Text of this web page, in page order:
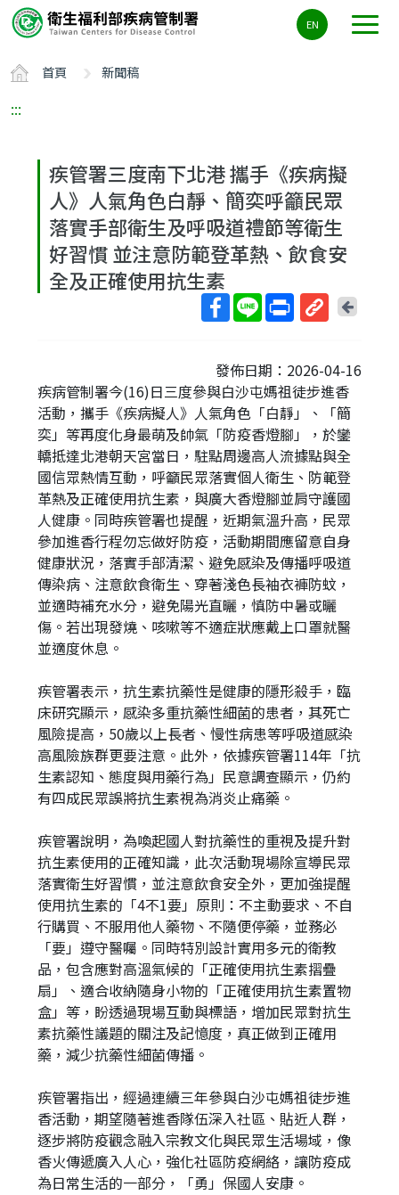
要
容
ALT+C
EN
首頁 新聞稿
:::
疾管署三度南下北港 攜手《疾病擬
人》人氣角色白靜、簡奕呼籲民眾
落實手部衛生及呼吸道禮節等衛生
好習慣 並注意防範登革熱、飲食安
全及正確使用抗生素
短
網
回
頁
發佈日期：2026-04-16
疾病管制署今(16)日三度參與白沙屯媽祖徒步進香
活動，攜手《疾病擬人》人氣角色「白靜」、「簡
奕」等再度化身最萌及帥氣「防疫香燈腳」，於鑾
轎抵達北港朝天宮當日，駐點周邊高人流據點與全
國信眾熱情互動，呼籲民眾落實個人衛生、防範登
革熱及正確使用抗生素，與廣大香燈腳並肩守護國
人健康。同時疾管署也提醒，近期氣溫升高，民眾
參加進香行程勿忘做好防疫，活動期間應留意自身
健康狀況，落實手部清潔、避免感染及傳播呼吸道
傳染病、注意飲食衛生、穿著淺色長袖衣褲防蚊，
並適時補充水分，避免陽光直曬，慎防中暑或曬
傷。若出現發燒、咳嗽等不適症狀應戴上口罩就醫
並適度休息。
疾管署表示，抗生素抗藥性是健康的隱形殺手，臨
床研究顯示，感染多重抗藥性細菌的患者，其死亡
風險提高，50歲以上長者、慢性病患等呼吸道感染
高風險族群更要注意。此外，依據疾管署114年「抗
生素認知、態度與用藥行為」民意調查顯示，仍約
有四成民眾誤將抗生素視為消炎止痛藥。
疾管署說明，為喚起國人對抗藥性的重視及提升對
抗生素使用的正確知識，此次活動現場除宣導民眾
落實衛生好習慣，並注意飲食安全外，更加強提醒
使用抗生素的「4不1要」原則：不主動要求、不自
行購買、不服用他人藥物、不隨便停藥，並務必
「要」遵守醫囑。同時特別設計實用多元的衛教
品，包含應對高溫氣候的「正確使用抗生素摺疊
扇」、適合收納隨身小物的「正確使用抗生素置物
盒」等，盼透過現場互動與標語，增加民眾對抗生
素抗藥性議題的關注及記憶度，真正做到正確用
藥，減少抗藥性細菌傳播。
疾管署指出，經過連續三年參與白沙屯媽祖徒步進
香活動，期望隨著進香隊伍深入社區、貼近人群，
逐步將防疫觀念融入宗教文化與民眾生活場域，像
香火傳遞廣入人心，強化社區防疫網絡，讓防疫成
為日常生活的一部分，「勇」保國人安康。